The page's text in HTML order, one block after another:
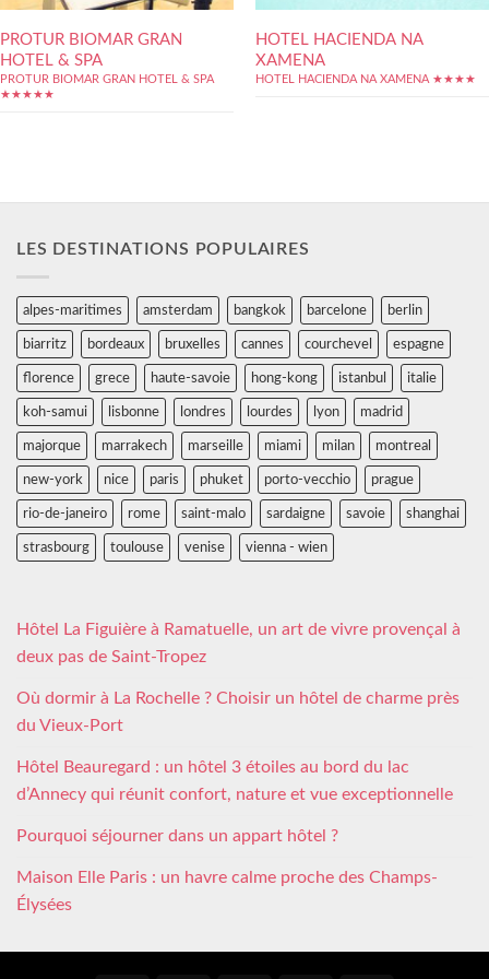
PROTUR BIOMAR GRAN
HOTEL & SPA
PROTUR BIOMAR GRAN HOTEL & SPA
★★★★★
HOTEL HACIENDA NA
XAMENA
HOTEL HACIENDA NA XAMENA ★★★★
LES DESTINATIONS POPULAIRES
alpes-maritimes amsterdam bangkok barcelone berlin
biarritz bordeaux bruxelles cannes courchevel espagne
florence grece haute-savoie hong-kong istanbul italie
koh-samui lisbonne londres lourdes lyon madrid
majorque marrakech marseille miami milan montreal
new-york nice paris phuket porto-vecchio prague
rio-de-janeiro rome saint-malo sardaigne savoie shanghai
strasbourg toulouse venise vienna - wien
Hôtel La Figuière à Ramatuelle, un art de vivre provençal à
deux pas de Saint-Tropez
Où dormir à La Rochelle ? Choisir un hôtel de charme près
du Vieux-Port
Hôtel Beauregard : un hôtel 3 étoiles au bord du lac
d’Annecy qui réunit confort, nature et vue exceptionnelle
Pourquoi séjourner dans un appart hôtel ?
Maison Elle Paris : un havre calme proche des Champs-
Élysées